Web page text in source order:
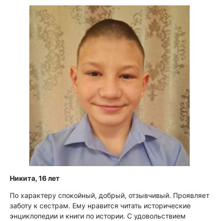
Никита, 16 лет
По характеру спокойный, добрый, отзывчивый. Проявляет
заботу к сестрам. Ему нравится читать исторические
энциклопедии и книги по истории. С удовольствием